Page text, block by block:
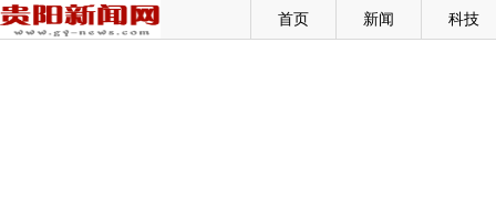
首页 新闻 科技